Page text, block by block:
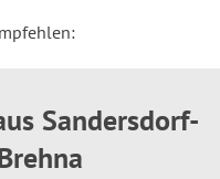
Sandersdorf-